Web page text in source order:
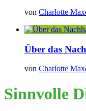
von Charlotte
Über das
von Charlotte
Sinnvolle